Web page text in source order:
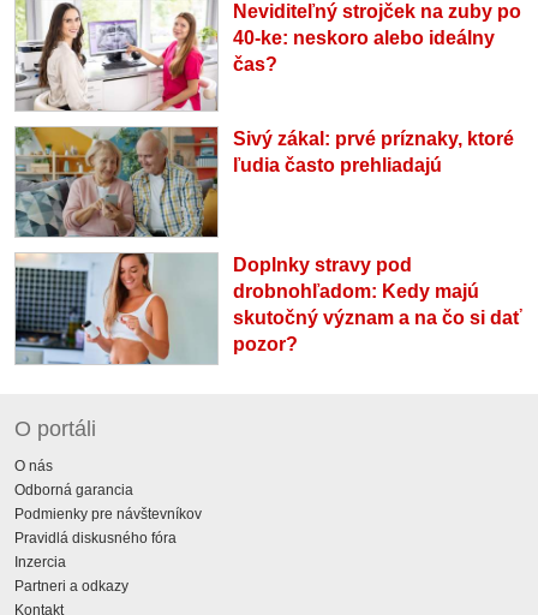
Neviditeľný strojček na zuby po
40-ke: neskoro alebo ideálny
čas?
Sivý zákal: prvé príznaky, ktoré
ľudia často prehliadajú
Doplnky stravy pod
drobnohľadom: Kedy majú
skutočný význam a na čo si dať
pozor?
O portáli
O nás
Odborná garancia
Podmienky pre návštevníkov
Pravidlá diskusného fóra
Inzercia
Partneri a odkazy
Kontakt